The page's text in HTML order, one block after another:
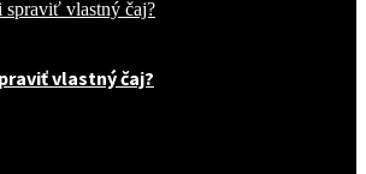
vlastný čaj?